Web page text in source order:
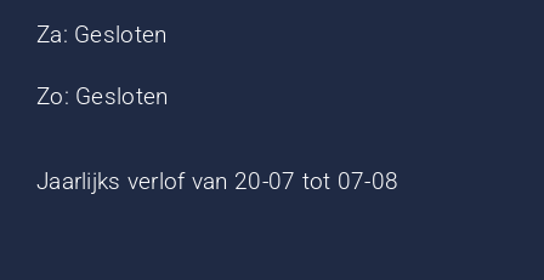
Za: Gesloten
Zo: Gesloten
Jaarlijks verlof van 20-07 tot 07-08